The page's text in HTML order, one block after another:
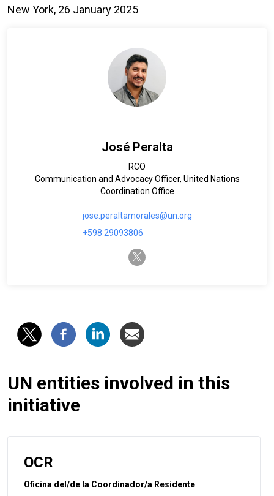
New York, 26 January 2025
José Peralta
RCO
Communication and Advocacy Officer, United Nations
Coordination Office
jose.peraltamorales@un.org
+598 29093806
twitter-x
UN entities involved in this
initiative
OCR
Oficina del/de la Coordinador/a Residente